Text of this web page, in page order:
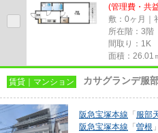
(管理費・共
敷：0ヶ月｜
所在階：3階
間取り：1K
面積：26.01
賃貸｜マンション カサグランデ服
阪急宝塚本線 「 服部
阪急宝塚本線 「 曽根